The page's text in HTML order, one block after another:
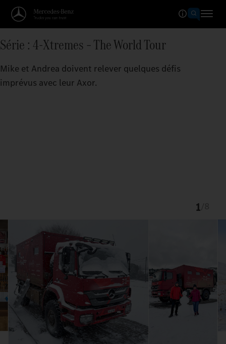
Série : 4-Xtremes – The World Tour
Mike et Andrea doivent relever quelques défis
imprévus avec leur Axor.
1